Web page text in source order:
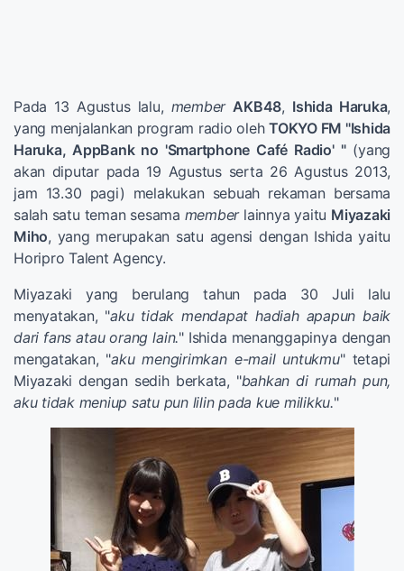
Pada 13 Agustus lalu, member AKB48, Ishida Haruka,
yang menjalankan program radio oleh TOKYO FM "Ishida
Haruka, AppBank no 'Smartphone Café Radio' "(yang
akan diputar pada 19 Agustus serta 26 Agustus 2013,
jam 13.30 pagi) melakukan sebuah rekaman bersama
salah satu teman sesama member lainnya yaitu Miyazaki
Miho, yang merupakan satu agensi dengan Ishida yaitu
Horipro Talent Agency.
Miyazaki yang berulang tahun pada 30 Juli lalu
menyatakan, "aku tidak mendapat hadiah apapun baik
dari fans atau orang lain." Ishida menanggapinya dengan
mengatakan, "aku mengirimkan e-mail untukmu" tetapi
Miyazaki dengan sedih berkata, "bahkan di rumah pun,
aku tidak meniup satu pun lilin pada kue milikku."